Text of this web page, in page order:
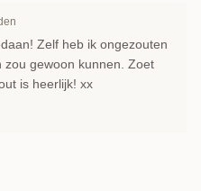
Zelf heb ik ongezouten
gewoon kunnen. Zoet
is heerlijk! xx